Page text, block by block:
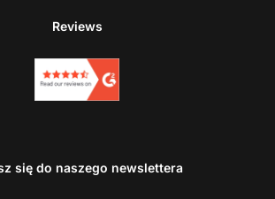
Reviews
się do naszego newslettera